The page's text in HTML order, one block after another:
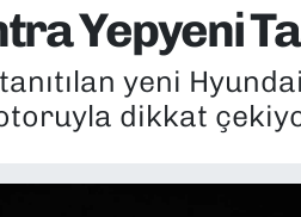
Yepyeni
yeni
dikkat